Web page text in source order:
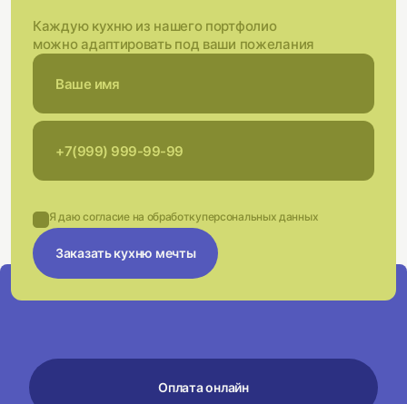
Каждую кухню из нашего портфолио
можно адаптировать под ваши пожелания
Я даю согласие на обработкуперсональных данных
Заказать кухню мечты
Оплата онлайн